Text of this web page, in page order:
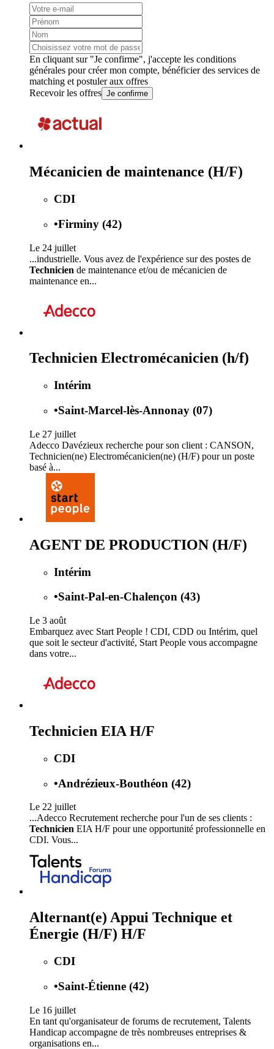
En cliquant sur "Je confirme", j'accepte les conditions
générales pour créer mon compte, bénéficier des services de
matching et postuler aux offres
Recevoir les offres Je confirme
Mécanicien de maintenance (H/F)
CDI
•Firminy (42)
Le 24 juillet
...industrielle. Vous avez de l'expérience sur des postes de
Technicien de maintenance et/ou de mécanicien de
maintenance en...
Technicien Electromécanicien (h/f)
Intérim
•Saint-Marcel-lès-Annonay (07)
Le 27 juillet
Adecco Davézieux recherche pour son client : CANSON,
Technicien(ne) Electromécanicien(ne) (H/F) pour un poste
basé à...
AGENT DE PRODUCTION (H/F)
Intérim
•Saint-Pal-en-Chalençon (43)
Le 3 août
Embarquez avec Start People ! CDI, CDD ou Intérim, quel
que soit le secteur d'activité, Start People vous accompagne
dans votre...
Technicien EIA H/F
CDI
•Andrézieux-Bouthéon (42)
Le 22 juillet
...Adecco Recrutement recherche pour l'un de ses clients :
Technicien EIA H/F pour une opportunité professionnelle en
CDI. Vous...
Alternant(e) Appui Technique et
Énergie (H/F) H/F
CDI
•Saint-Étienne (42)
Le 16 juillet
En tant qu'organisateur de forums de recrutement, Talents
Handicap accompagne de très nombreuses entreprises &
organisations en...